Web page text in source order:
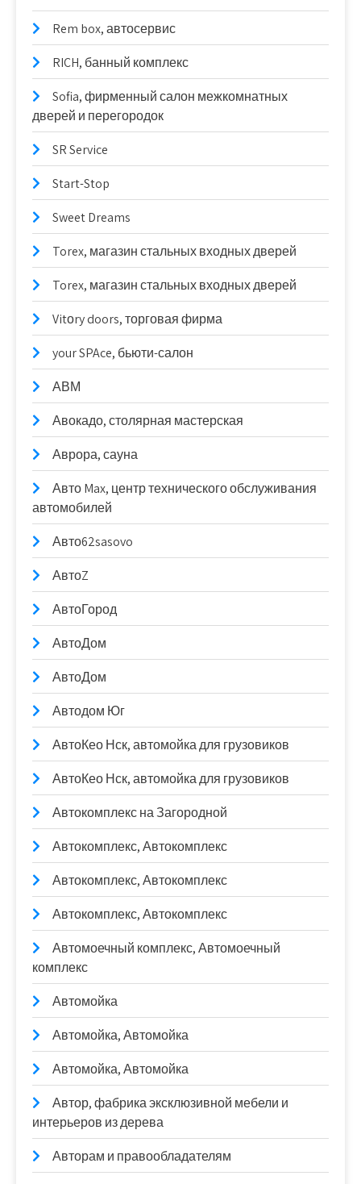
Rem box, автосервис
RICH, банный комплекс
Sofia, фирменный салон межкомнатных
дверей и перегородок
SR Service
Start-Stop
Sweet Dreams
Torex, магазин стальных входных дверей
Torex, магазин стальных входных дверей
Vitоry doors, торговая фирма
your SPAce, бьюти-салон
АВМ
Авокадо, столярная мастерская
Аврора, сауна
Авто Max, центр технического обслуживания
автомобилей
Авто62sasovo
АвтоZ
АвтоГород
АвтоДом
АвтоДом
Автодом Юг
АвтоКео Нск, автомойка для грузовиков
АвтоКео Нск, автомойка для грузовиков
Автокомплекс на Загородной
Автокомплекс, Автокомплекс
Автокомплекс, Автокомплекс
Автокомплекс, Автокомплекс
Автомоечный комплекс, Автомоечный
комплекс
Автомойка
Автомойка, Автомойка
Автомойка, Автомойка
Автор, фабрика эксклюзивной мебели и
интерьеров из дерева
Авторам и правообладателям